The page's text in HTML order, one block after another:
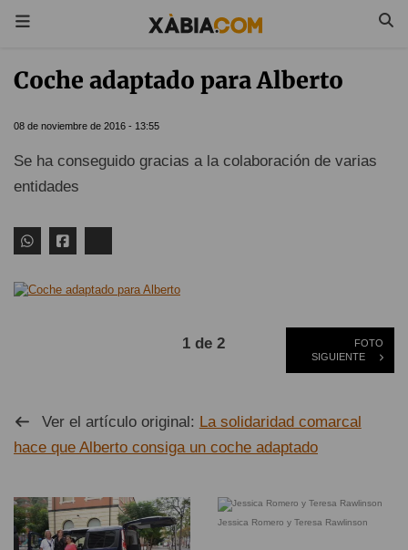
Coche adaptado para Alberto
08 de noviembre de 2016 - 13:55
Se ha conseguido gracias a la colaboración de varias
entidades
1 de 2
FOTO
SIGUIENTE
Ver el artículo original: La solidaridad comarcal
hace que Alberto consiga un coche adaptado
Jessica Romero y Teresa Rawlinson